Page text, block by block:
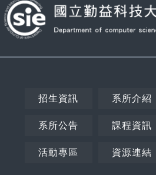
招生資訊 系所介紹
系所公告 課程資訊
活動專區 資源連結